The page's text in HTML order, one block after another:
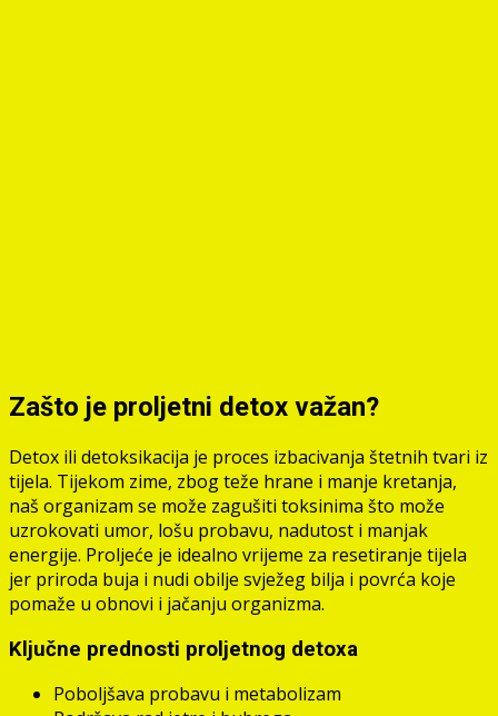
Zašto je proljetni detox važan?
Detox ili detoksikacija je proces izbacivanja štetnih tvari iz
tijela. Tijekom zime, zbog teže hrane i manje kretanja,
naš organizam se može zagušiti toksinima što može
uzrokovati umor, lošu probavu, nadutost i manjak
energije. Proljeće je idealno vrijeme za resetiranje tijela
jer priroda buja i nudi obilje svježeg bilja i povrća koje
pomaže u obnovi i jačanju organizma.
Ključne prednosti proljetnog detoxa
Poboljšava probavu i metabolizam